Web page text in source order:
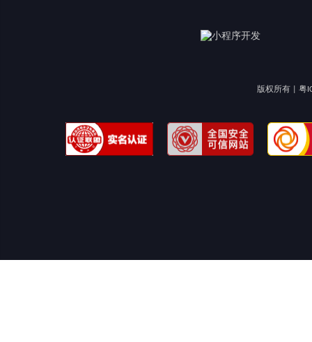
版权所有 | 粤